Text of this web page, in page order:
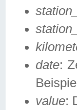
date:
value: